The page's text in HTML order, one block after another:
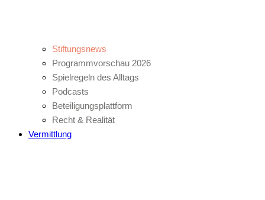
Stiftungsnews
Programmvorschau 2026
Spielregeln des Alltags
Podcasts
Beteiligungsplattform
Recht & Realität
Vermittlung